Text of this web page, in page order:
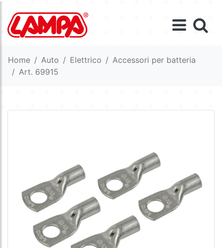
Home Auto Elettrico
Accessori per batteria
Art. 69915